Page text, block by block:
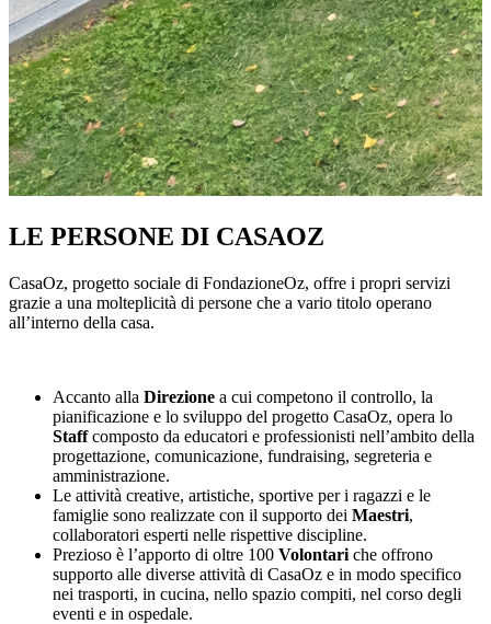
LE PERSONE DI CASAOZ
CasaOz, progetto sociale di FondazioneOz, offre i propri servizi
grazie a una molteplicità di persone che a vario titolo operano
all’interno della casa.
Accanto alla Direzione a cui competono il controllo, la
pianificazione e lo sviluppo del progetto CasaOz, opera lo
Staffcomposto da educatori e professionisti nell’ambito della
progettazione, comunicazione, fundraising, segreteria e
amministrazione.
Le attività creative, artistiche, sportive per i ragazzi e le
famiglie sono realizzate con il supporto dei Maestri,
collaboratori esperti nelle rispettive discipline.
Prezioso è l’apporto di oltre 100 Volontari che offrono
supporto alle diverse attività di CasaOz e in modo specifico
nei trasporti, in cucina, nello spazio compiti, nel corso degli
eventi e in ospedale.